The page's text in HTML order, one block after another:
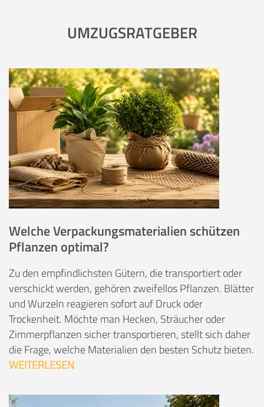
UMZUGSRATGEBER
Welche Verpackungsmaterialien schützen
Pflanzen optimal?
Zu den empfindlichsten Gütern, die transportiert oder
verschickt werden, gehören zweifellos Pflanzen. Blätter
und Wurzeln reagieren sofort auf Druck oder
Trockenheit. Möchte man Hecken, Sträucher oder
Zimmerpflanzen sicher transportieren, stellt sich daher
die Frage, welche Materialien den besten Schutz bieten.
WEITERLESEN